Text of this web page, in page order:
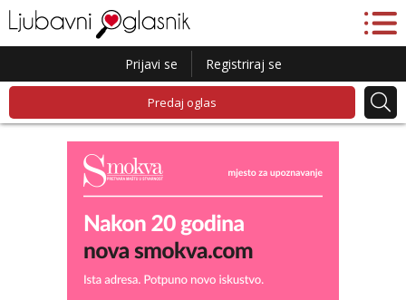
Prijavi se Registriraj se
Predaj oglas